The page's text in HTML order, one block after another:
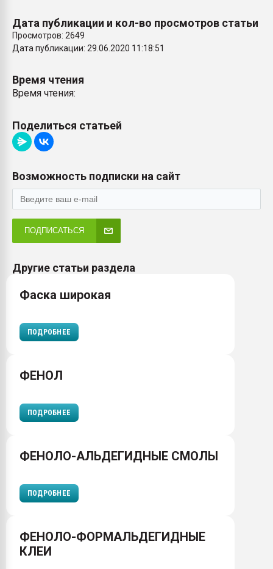
Дата публикации и кол-во просмотров статьи
Просмотров: 2649
Дата публикации: 29.06.2020 11:18:51
Время чтения
Время чтения:
Поделиться статьей
Возможность подписки на сайт
ПОДПИСАТЬСЯ
Другие статьи раздела
Фаска широкая
ПОДРОБНЕЕ
ФЕНОЛ
ПОДРОБНЕЕ
ФЕНОЛО-АЛЬДЕГИДНЫЕ СМОЛЫ
ПОДРОБНЕЕ
ФЕНОЛО-ФОРМАЛЬДЕГИДНЫЕ
КЛЕИ